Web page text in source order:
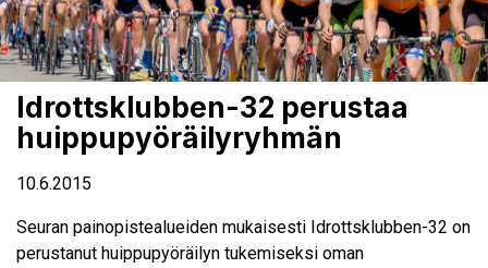
Idrottsklubben-32 perustaa
huippupyöräilyryhmän
10.6.2015
Seuran painopistealueiden mukaisesti Idrottsklubben-32 on
perustanut huippupyöräilyn tukemiseksi oman